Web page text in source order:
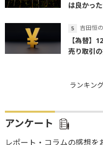
は良かっ
吉田恒
【為替】
売り取引
ランキン
アンケート
レポート・コラムの感想